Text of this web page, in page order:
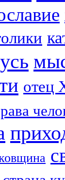
отец